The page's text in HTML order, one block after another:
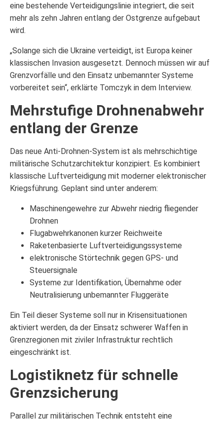
eine bestehende Verteidigungslinie integriert, die seit
mehr als zehn Jahren entlang der Ostgrenze aufgebaut
wird.
„Solange sich die Ukraine verteidigt, ist Europa keiner
klassischen Invasion ausgesetzt. Dennoch müssen wir auf
Grenzvorfälle und den Einsatz unbemannter Systeme
vorbereitet sein“, erklärte Tomczyk in dem Interview.
Mehrstufige Drohnenabwehr
entlang der Grenze
Das neue Anti-Drohnen-System ist als mehrschichtige
militärische Schutzarchitektur konzipiert. Es kombiniert
klassische Luftverteidigung mit moderner elektronischer
Kriegsführung. Geplant sind unter anderem:
Maschinengewehre zur Abwehr niedrig fliegender
Drohnen
Flugabwehrkanonen kurzer Reichweite
Raketenbasierte Luftverteidigungssysteme
elektronische Störtechnik gegen GPS- und
Steuersignale
Systeme zur Identifikation, Übernahme oder
Neutralisierung unbemannter Fluggeräte
Ein Teil dieser Systeme soll nur in Krisensituationen
aktiviert werden, da der Einsatz schwerer Waffen in
Grenzregionen mit ziviler Infrastruktur rechtlich
eingeschränkt ist.
Logistiknetz für schnelle
Grenzsicherung
Parallel zur militärischen Technik entsteht eine